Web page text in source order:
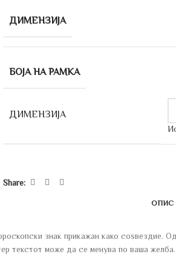
ДИМЕНЗИЈА
БОЈА НА РАМКА
ДИМЕНЗИЈА
Share:
ОПИС
знак прикажан како соѕвездие.
текстот може да се менува по ваша